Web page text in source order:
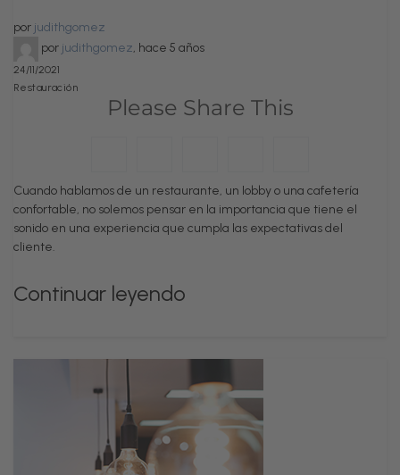
por judithgomez
por judithgomez, hace 5 años
24/11/2021
Restauración
Please Share This
Cuando hablamos de un restaurante, un lobby o una cafetería
confortable, no solemos pensar en la importancia que tiene el
sonido en una experiencia que cumpla las expectativas del
cliente.
Continuar leyendo